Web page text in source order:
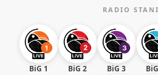
RADIO
BiG 1 BiG 2 BiG 3